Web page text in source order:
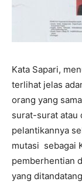
Kata Sapari,
terlihat jelas
orang yang
surat-surat atau
pelantikannya
mutasi sebagai
pemberhentian
yang